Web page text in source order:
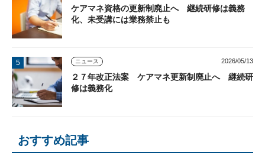
ケアマネ資格の更新制廃止へ 継続研修は義務
化、未受講には業務禁止も
ニュース 2026/05/13
２７年改正法案 ケアマネ更新制廃止へ 継続研
修は義務化
おすすめ記事